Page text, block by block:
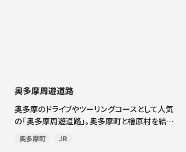
奥多摩周遊道路
奥多摩のドライブやツーリングコースとして人気
の「奥多摩周遊道路」。奥多摩町と檜原村を結ぶ
19.7kmの都道です。奥多摩湖が織り成す雄大な
自然美と、人々の営みが残る市街地を遠くに望
奥多摩町 JR